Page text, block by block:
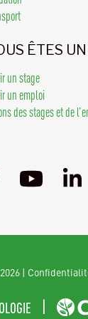
ÊTES
un stage
un emploi
des stages et de
|